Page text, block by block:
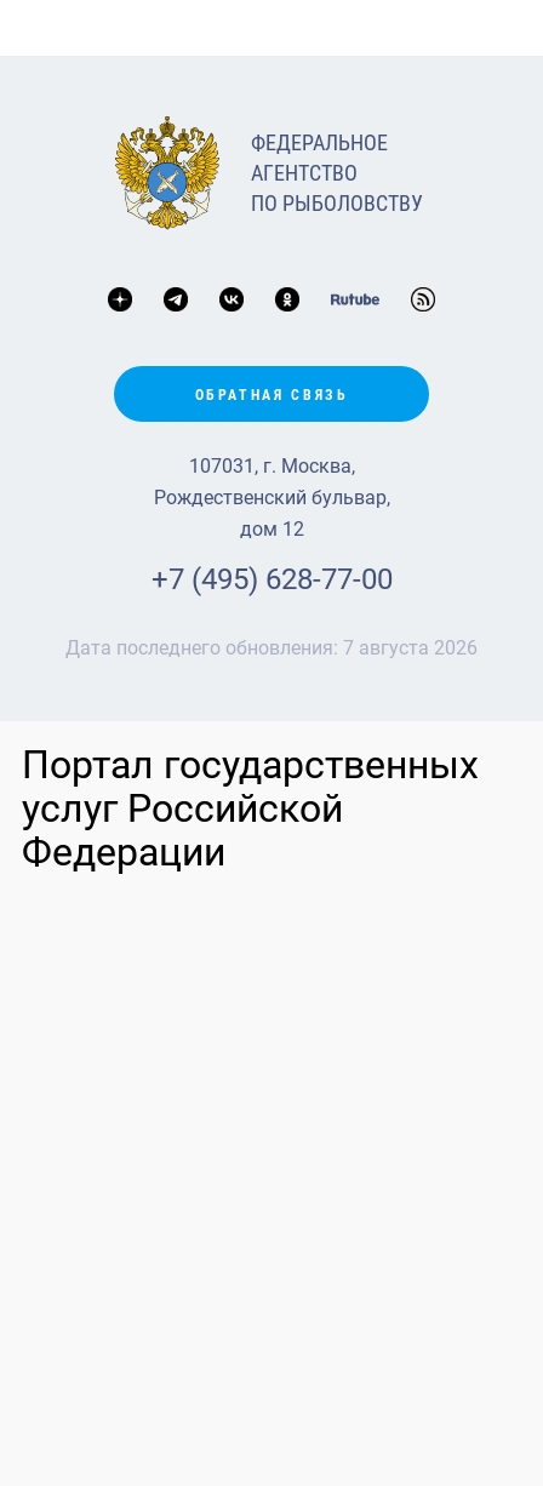
ФЕДЕРАЛЬНОЕ
АГЕНТСТВО
ПО РЫБОЛОВСТВУ
ОБРАТНАЯ СВЯЗЬ
107031, г. Москва,
Рождественский бульвар,
дом 12
+7 (495) 628-77-00
Дата последнего обновления: 7 августа 2026
Портал государственных
услуг Российской
Федерации